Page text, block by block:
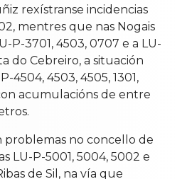
rexístranse incidencias
mentres que nas Nogais
P-3701, 4503, 0707 e a LU-
do Cebreiro, a situación
4504, 4503, 4505, 1301,
acumulacións de entre
problemas no concello de
LU-P-5001, 5004, 5002 e
de Sil, na vía que